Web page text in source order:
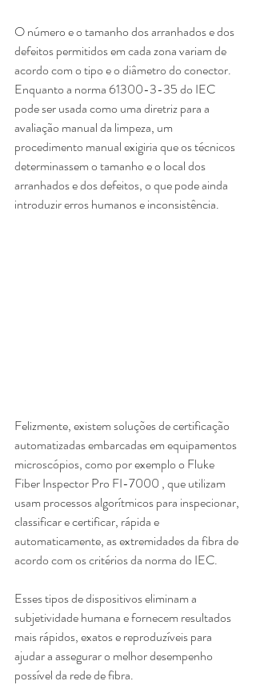
O número e o tamanho dos arranhados e dos
defeitos permitidos em cada zona variam de
acordo com o tipo e o diâmetro do conector.
Enquanto a norma 61300-3-35 do IEC
pode ser usada como uma diretriz para a
avaliação manual da limpeza, um
procedimento manual exigiria que os técnicos
determinassem o tamanho e o local dos
arranhados e dos defeitos, o que pode ainda
introduzir erros humanos e inconsistência.
Felizmente, existem soluções de certificação
automatizadas embarcadas em equipamentos
microscópios, como por exemplo o Fluke
Fiber Inspector Pro FI-7000 , que utilizam
usam processos algorítmicos para inspecionar,
classificar e certificar, rápida e
automaticamente, as extremidades da fibra de
acordo com os critérios da norma do IEC.
Esses tipos de dispositivos eliminam a
subjetividade humana e fornecem resultados
mais rápidos, exatos e reproduzíveis para
ajudar a assegurar o melhor desempenho
possível da rede de fibra.